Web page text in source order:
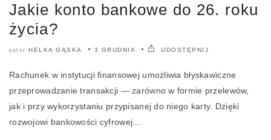
Jakie konto bankowe do 26. roku
życia?
autor HELKA GĄSKA 3 GRUDNIA UDOSTĘPNIJ
Rachunek w instytucji finansowej umożliwia błyskawiczne
przeprowadzanie transakcji — zarówno w formie przelewów,
jak i przy wykorzystaniu przypisanej do niego karty. Dzięki
rozwojowi bankowości cyfrowej...